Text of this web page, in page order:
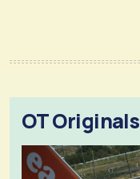
OT Originals